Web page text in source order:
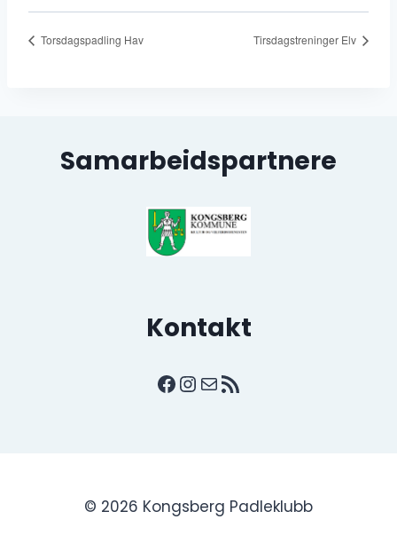
Torsdagspadling Hav Tirsdagstreninger Elv
Samarbeidspartnere
Kontakt
Facebook
Instagram
E-postRSS-strøm
© 2026 Kongsberg Padleklubb